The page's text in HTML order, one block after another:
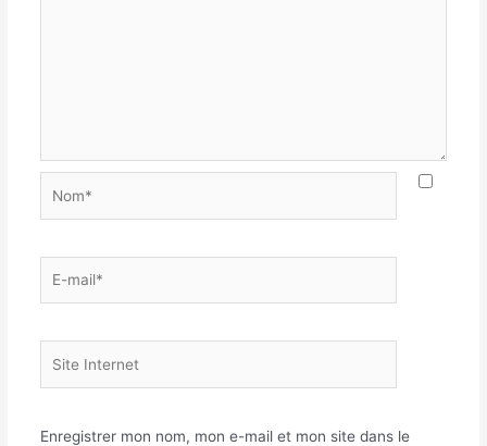
Enregistrer mon nom, mon e-mail et mon site dans le